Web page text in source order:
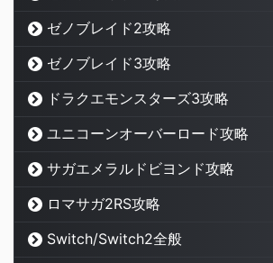
ゼノブレイド2攻略
ゼノブレイド3攻略
ドラクエモンスターズ3攻略
ユニコーンオーバーロード攻略
サガエメラルドビヨンド攻略
ロマサガ2RS攻略
Switch/Switch2全般